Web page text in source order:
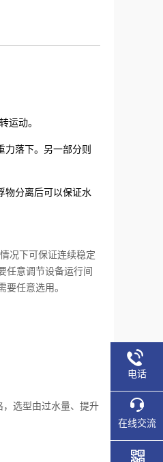
运动。
落下。另一部分则
物分离后可以保证水
况下可保证连续稳定
任意调节设备运行间
任意选用。
，选型由过水量、提升
电话
在线交流